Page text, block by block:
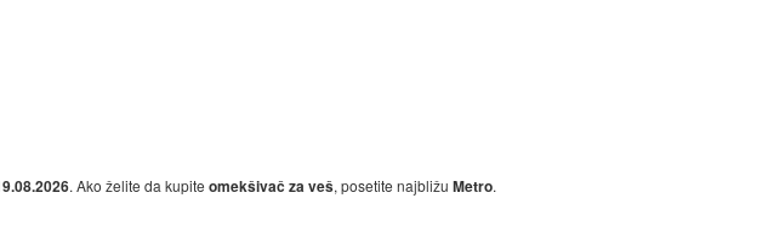
. Ako želite da kupite omekšivač za veš, posetite najbližu Metro.